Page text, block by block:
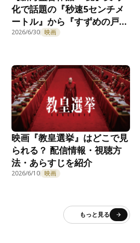
化で話題の『秒速5センチメ
ートル』から『すずめの戸締
まり』まで一挙紹介！
2026/6/30 映画
映画『教皇選挙』はどこで見
られる？ 配信情報・視聴方
法・あらすじを紹介
2026/6/10 映画
もっと見る